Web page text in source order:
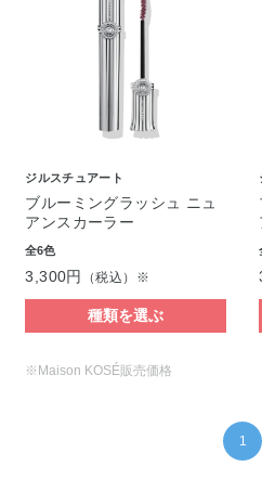
ジルスチュアート
ブルーミングラッシュ ニュ
アンスカーラー
全6色
3,300円 （税込）※
種類を選ぶ
※Maison KOSÉ販売価格
1